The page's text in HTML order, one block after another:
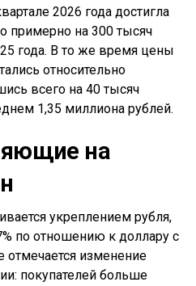
2026 года достигла
примерно на 300 тысяч
года. В то же время цены
относительно
всего на 40 тысяч
1,35 миллиона рублей.
на
укреплением рубля,
по отношению к доллару с
отмечается изменение
покупателей больше